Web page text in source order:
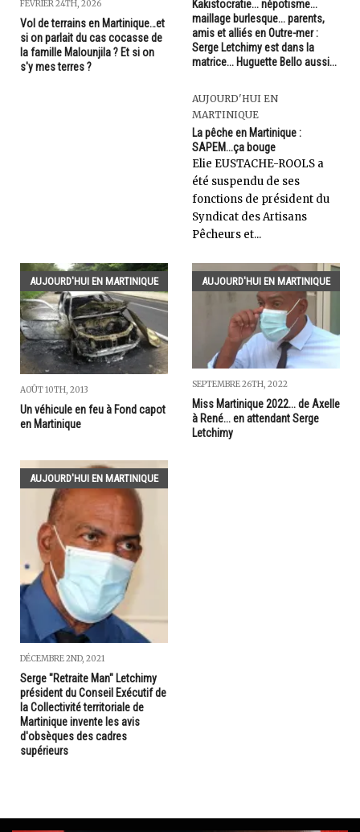
FÉVRIER 24TH, 2026
Vol de terrains en Martinique…et
si on parlait du cas cocasse de
la famille Malounjila ? Et si on
s'y mes terres ?
Kakistocratie... népotisme...
maillage burlesque... parents,
amis et alliés en Outre-mer :
Serge Letchimy est dans la
matrice... Huguette Bello aussi...
AUJOURD'HUI EN
MARTINIQUE
La pêche en Martinique :
SAPEM...ça bouge
Elie EUSTACHE-ROOLS a
été suspendu de ses
fonctions de président du
Syndicat des Artisans
Pêcheurs et...
AUJOURD'HUI EN MARTINIQUE
AOÛT 10TH, 2013
Un véhicule en feu à Fond capot
en Martinique
AUJOURD'HUI EN MARTINIQUE
SEPTEMBRE 26TH, 2022
Miss Martinique 2022... de Axelle
à René... en attendant Serge
Letchimy
AUJOURD'HUI EN MARTINIQUE
DÉCEMBRE 2ND, 2021
Serge "Retraite Man" Letchimy
président du Conseil Exécutif de
la Collectivité territoriale de
Martinique invente les avis
d'obsèques des cadres
supérieurs